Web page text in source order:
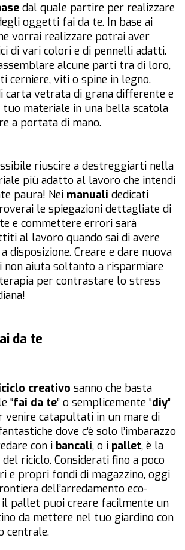
dal quale partire per realizzare
oggetti fai da te. In base ai
vorrai realizzare potrai aver
di vari colori e di pennelli adatti.
alcune parti tra di loro,
cerniere, viti o spine in legno.
carta vetrata di grana differente e
materiale in una bella scatola
a portata di mano.
riuscire a destreggiarti nella
più adatto al lavoro che intendi
paura! Nei manuali dedicati
le spiegazioni dettagliate di
e commettere errori sarà
al lavoro quando sai di avere
disposizione. Creare e dare nuova
aiuta soltanto a risparmiare
per contrastare lo stress
da te
creativo sanno che basta
“fai da te” o semplicemente “diy”
venire catapultati in un mare di
dove c’è solo l’imbarazzo
con i bancali, o i pallet, è la
riciclo. Considerati fino a poco
e propri fondi di magazzino, oggi
dell’arredamento eco-
il pallet puoi creare facilmente un
da mettere nel tuo giardino con
centrale.